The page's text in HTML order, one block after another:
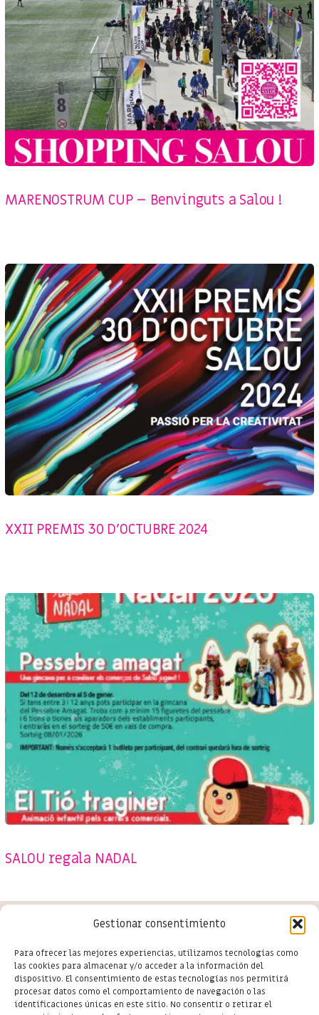
Gestionar consentimiento
Para ofrecer las mejores experiencias, utilizamos tecnologías como
las cookies para almacenar y/o acceder a la información del
dispositivo. El consentimiento de estas tecnologías nos permitirá
procesar datos como el comportamiento de navegación o las
identificaciones únicas en este sitio. No consentir o retirar el
MARENOSTRUM CUP – Benvinguts a Salou !
XXII PREMIS 30 D’OCTUBRE 2024
SALOU regala NADAL
Conoce las últimas novedades
del comercio en Salou